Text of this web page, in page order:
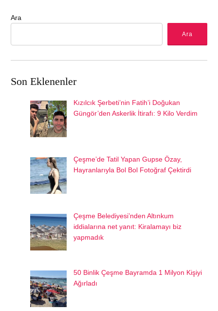
Ara
Ara
Son Eklenenler
Kızılcık Şerbeti’nin Fatih’i Doğukan
Güngör’den Askerlik İtirafı: 9 Kilo Verdim
Çeşme’de Tatil Yapan Gupse Özay,
Hayranlarıyla Bol Bol Fotoğraf Çektirdi
Çeşme Belediyesi’nden Altınkum
iddialarına net yanıt: Kiralamayı biz
yapmadık
50 Binlik Çeşme Bayramda 1 Milyon Kişiyi
Ağırladı